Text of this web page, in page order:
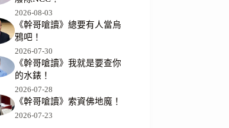
2026-08-03
《幹哥嗆讀》總要有人當烏
鴉吧！
2026-07-30
《幹哥嗆讀》我就是要查你
的水錶！
2026-07-28
《幹哥嗆讀》索資佛地魔！
2026-07-23